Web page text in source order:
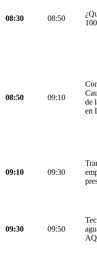
08:30 08:50
08:50 09:10
de
en
09:10 09:30
09:30 09:50